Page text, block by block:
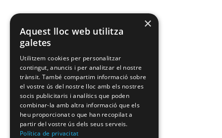
×
Aquest lloc web utilitza
galetes
Utilitzem cookies per personalitzar
contingut, anuncis i per analitzar el nostre
trànsit. També compartim informació sobre
el vostre ús del nostre lloc amb els nostres
socis publicitaris i analítics que poden
combinar-la amb altra informació que els
heu proporcionat o que han recopilat a
partir del vostre ús dels seus serveis.
Política de privacitat